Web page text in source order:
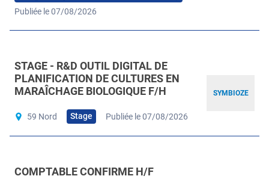
Publiée le 07/08/2026
SYMBIOZE
STAGE - R&D OUTIL DIGITAL DE
PLANIFICATION DE CULTURES EN
MARAÎCHAGE BIOLOGIQUE F/H
59 Nord Stage Publiée le 07/08/2026
COMPTABLE CONFIRME H/F